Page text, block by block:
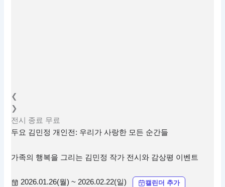
❮
❯
전시
종료 무료
두요 김민정 개인전: 우리가 사랑한 모든 순간들
가족의 행복을 그리는 김민정 작가 전시와 감상평 이벤트
2026.01.26(월) ~ 2026.02.22(일) 캘린더 추가